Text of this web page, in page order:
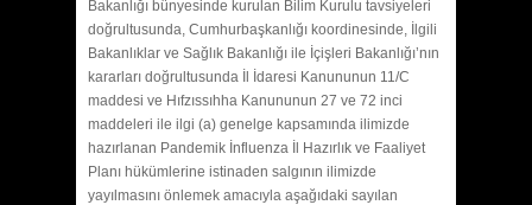
Bakanlığı bünyesinde kurulan Bilim Kurulu tavsiyeleri
doğrultusunda, Cumhurbaşkanlığı koordinesinde, İlgili
Bakanlıklar ve Sağlık Bakanlığı ile İçişleri Bakanlığı’nın
kararları doğrultusunda İl İdaresi Kanununun 11/C
maddesi ve Hıfzıssıhha Kanununun 27 ve 72 inci
maddeleri ile ilgi (a) genelge kapsamında ilimizde
hazırlanan Pandemik İnfluenza İl Hazırlık ve Faaliyet
Planı hükümlerine istinaden salgının ilimizde
yayılmasını önlemek amacıyla aşağıdaki sayılan